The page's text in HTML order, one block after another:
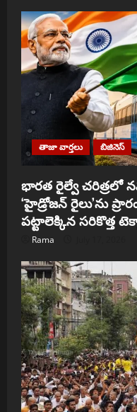
తాజా వార్తలు బిజినెస్
భారత రైల్వే చరిత్రలో
‘హైడ్రోజన్ రైలు’ను
పట్టాలెక్కిన సరికొత్త
Rama